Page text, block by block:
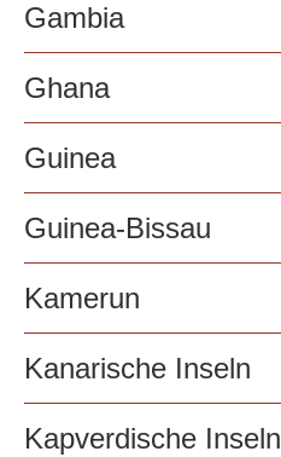
Gambia
Ghana
Guinea
Guinea-Bissau
Kamerun
Kanarische Inseln
Kapverdische Inseln